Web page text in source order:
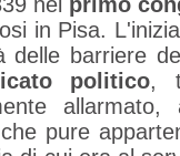
in Pisa.
delle barriere
politico,
pure